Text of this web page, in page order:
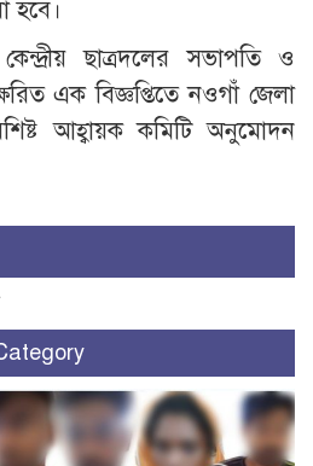
হবে।
ছাত্রদলের সভাপতি ও
এক বিজ্ঞপ্তিতে নওগাঁ জেলা
আহ্বায়ক কমিটি অনুমোদন